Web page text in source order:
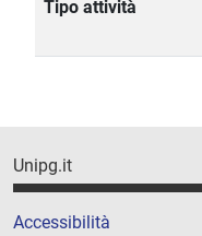
Tipo attività
Unipg.it
Accessibilità